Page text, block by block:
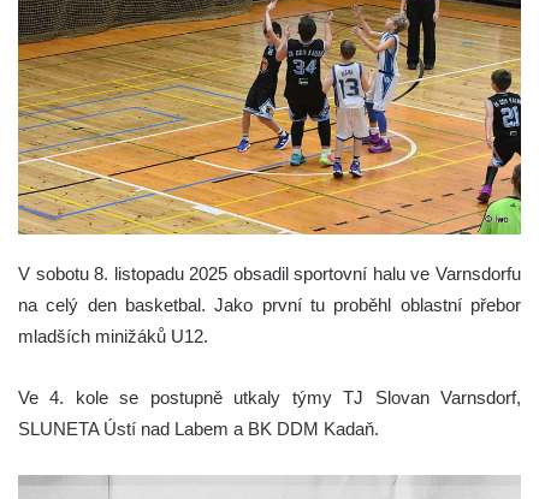
V sobotu 8. listopadu 2025 obsadil sportovní halu ve Varnsdorfu
na celý den basketbal. Jako první tu proběhl oblastní přebor
mladších minižáků U12.
Ve 4. kole se postupně utkaly týmy TJ Slovan Varnsdorf,
SLUNETA Ústí nad Labem a BK DDM Kadaň.